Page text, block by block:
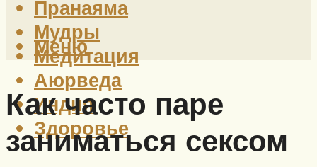
Пранаяма
Мудры
Медитация
Аюрведа
Индия
Здоровье
Меню
Как часто паре
заниматься сексом